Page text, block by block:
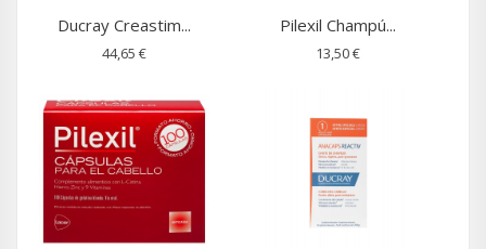
Ducray Creastim...
44,65 €
Pilexil Champú...
13,50 €